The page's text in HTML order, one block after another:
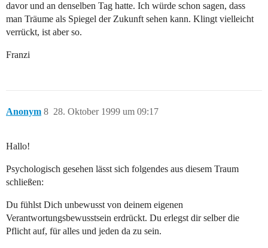
davor und an denselben Tag hatte. Ich würde schon sagen, dass
man Träume als Spiegel der Zukunft sehen kann. Klingt vielleicht
verrückt, ist aber so.
Franzi
Anonym 28. Oktober 1999 um 09:17
8
Hallo!
Psychologisch gesehen lässt sich folgendes aus diesem Traum
schließen:
Du fühlst Dich unbewusst von deinem eigenen
Verantwortungsbewusstsein erdrückt. Du erlegst dir selber die
Pflicht auf, für alles und jeden da zu sein.